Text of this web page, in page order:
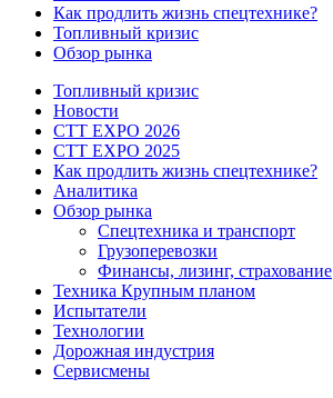
Как продлить жизнь спецтехнике?
Топливный кризис
Обзор рынка
Топливный кризис
Новости
CTT EXPO 2026
CTT EXPO 2025
Как продлить жизнь спецтехнике?
Аналитика
Обзор рынка
Спецтехника и транспорт
Грузоперевозки
Финансы, лизинг, страхование
Техника Крупным планом
Испытатели
Технологии
Дорожная индустрия
Сервисмены